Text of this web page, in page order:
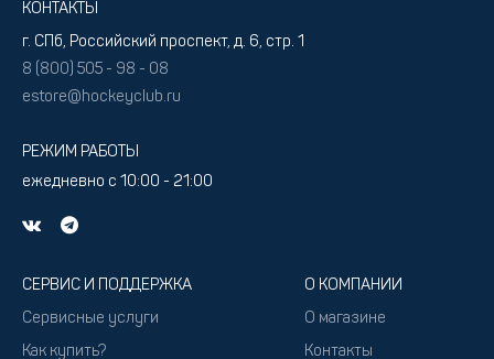
КОНТАКТЫ
г. СПб, Российский проспект, д. 6, стр. 1
8 (800) 505 - 98 - 08
estore@hockeyclub.ru
РЕЖИМ РАБОТЫ
ежедневно с 10:00 - 21:00
СЕРВИС И ПОДДЕРЖКА
Сервисные услуги
Как купить?
О КОМПАНИИ
О магазине
Контакты